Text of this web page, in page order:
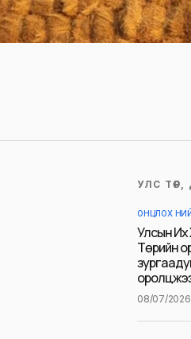
УЛС
ОНЦЛОХ
Улсын Их
Төрийн
08/07/2026